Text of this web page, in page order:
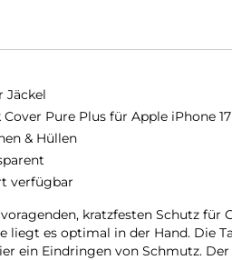
Jäckel
Cover Pure Plus für Apple iPhone
& Hüllen
verfügbar
kratzfesten Schutz für
liegt es optimal in der Hand. Die
ein Eindringen von Schmutz.